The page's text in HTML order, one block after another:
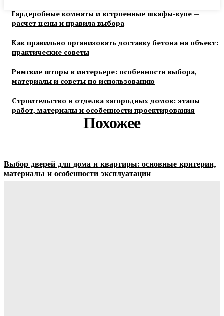
Гардеробные комнаты и встроенные шкафы-купе —
расчет цены и правила выбора
Как правильно организовать доставку бетона на объект:
практические советы
Римские шторы в интерьере: особенности выбора,
материалы и советы по использованию
Строительство и отделка загородных домов: этапы
работ, материалы и особенности проектирования
Похожее
Выбор дверей для дома и квартиры: основные критерии,
материалы и особенности эксплуатации